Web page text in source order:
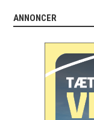
ANNONCER